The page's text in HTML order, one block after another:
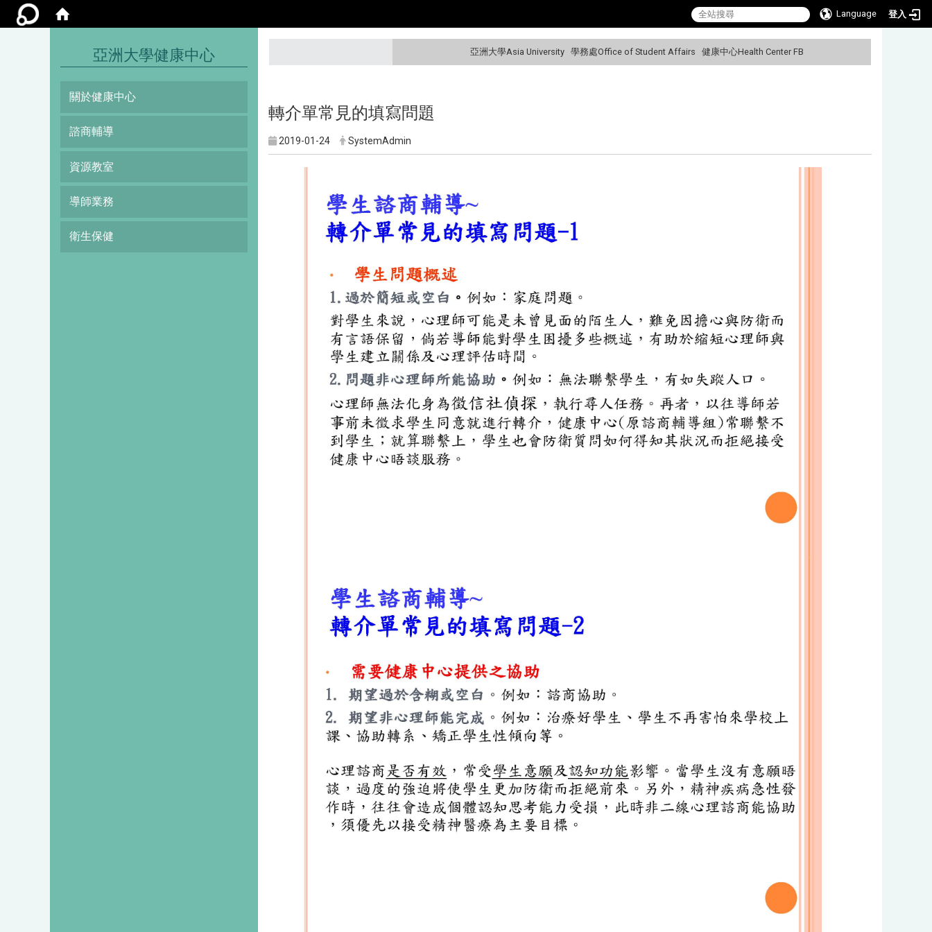
Language 登入
亞洲大學Asia University 學務處Office of Student Affairs 健康中心Health Center FB
亞洲大學健康中心
關於健康中心
諮商輔導
資源教室
導師業務
衛生保健
轉介單常見的填寫問題
2019-01-24 SystemAdmin